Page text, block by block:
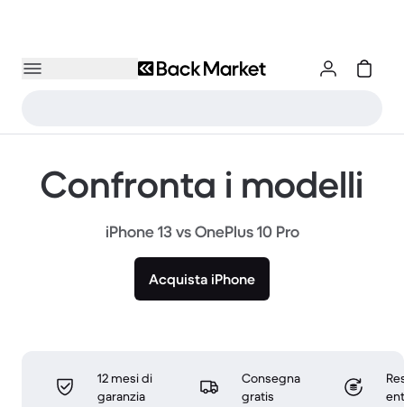
Confronta i modelli
iPhone 13 vs OnePlus 10 Pro
Acquista iPhone
12 mesi di
garanzia
Consegna
gratis